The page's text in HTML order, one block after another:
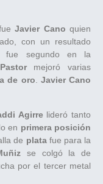
Javier Cano quien
con un resultado
fue segundo en la
mejoró varias
de oro. Javier Cano
Agirrelideró tanto
en primera posición
de platafue para la
se colgó la de
por el tercer metal